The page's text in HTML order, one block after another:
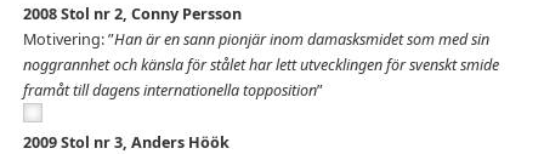
2008 Stol nr 2, Conny Persson
Motivering: ”Han är en sann pionjär inom damasksmidet som med sin
noggrannhet och känsla för stålet har lett utvecklingen för svenskt smide
framåt till dagens internationella topposition”
2009 Stol nr 3, Anders Höök